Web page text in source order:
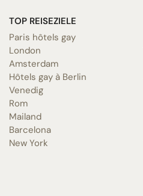
TOP REISEZIELE
Paris hôtels gay
London
Amsterdam
Hôtels gay à Berlin
Venedig
Rom
Mailand
Barcelona
New York